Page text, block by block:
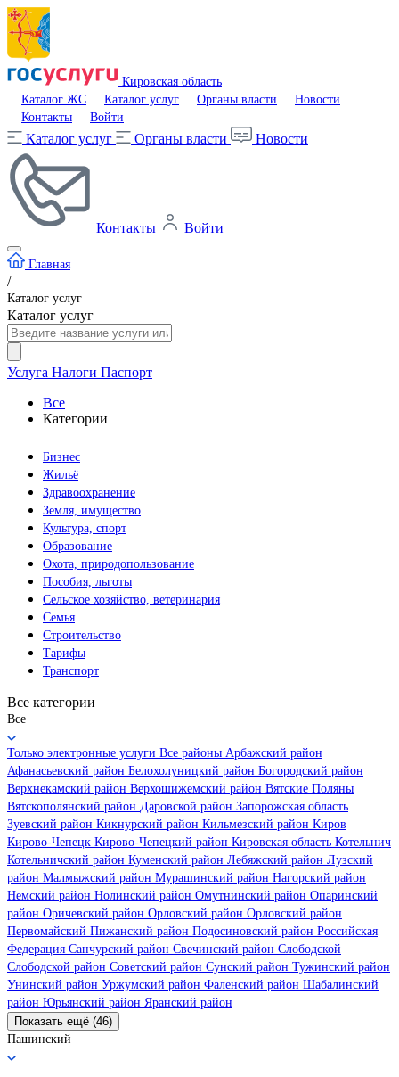
Кировская область
Каталог ЖС
Каталог услуг Органы власти
Новости
Контакты
Войти
Каталог услуг Органы власти Новости
Контакты Войти
Главная
/
Каталог услуг
Каталог услуг
Услуга Налоги Паспорт
Все
Категории
Бизнес
Жильё
Здравоохранение
Земля, имущество
Культура, спорт
Образование
Охота, природопользование
Пособия, льготы
Сельское хозяйство, ветеринария
Семья
Строительство
Тарифы
Транспорт
Все категории
Все
Только электронные услуги Все районы Арбажский район
Афанасьевский район Белохолуницкий район Богородский район
Верхнекамский район Верхошижемский район Вятские Поляны
Вятскополянский район Даровской район Запорожская область
Зуевский район Кикнурский район Кильмезский район Киров
Кирово-Чепецк Кирово-Чепецкий район Кировская область Котельнич
Котельничский район Куменский район Лебяжский район Лузский
район Малмыжский район Мурашинский район Нагорский район
Немский район Нолинский район Омутнинский район Опаринский
район Оричевский район Орловский район Орловский район
Первомайский Пижанский район Подосиновский район Российская
Федерация Санчурский район Свечинский район Слободской
Слободской район Советский район Сунский район Тужинский район
Унинский район Уржумский район Фаленский район Шабалинский
район Юрьянский район Яранский район
Показать ещё (46)
Пашинский